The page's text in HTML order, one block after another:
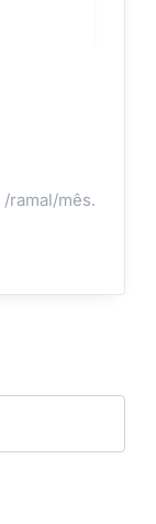
/ramal/mês.